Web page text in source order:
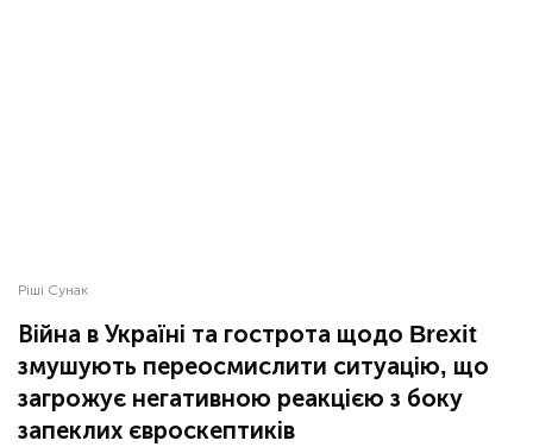
Ріші Сунак
Війна в Україні та гострота щодо Brexit
змушують переосмислити ситуацію, що
загрожує негативною реакцією з боку
запеклих євроскептиків